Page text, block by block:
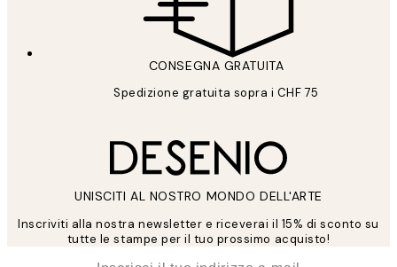
CONSEGNA GRATUITA
Spedizione gratuita sopra i CHF 75
UNISCITI AL NOSTRO MONDO DELL'ARTE
Inscriviti alla nostra newsletter e riceverai il 15% di sconto su
tutte le stampe per il tuo prossimo acquisto!